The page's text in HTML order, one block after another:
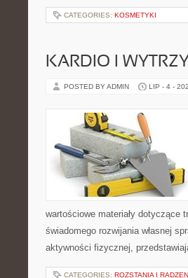
CATEGORIES: KOSMETYKI
KARDIO I
POSTED BY ADMIN LIP - 4 -
wartościowe materiały dotyczące
świadomego rozwijania własnej
aktywności fizycznej,
CATEGORIES: ROZSTANIA I